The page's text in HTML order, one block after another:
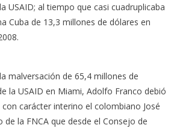
USAID; al tiempo que casi cuadruplicaba
Cuba de 13,3 millones de dólares en
malversación de 65,4 millones de
la USAID en Miami, Adolfo Franco debió
carácter interino el colombiano José
de la FNCA que desde el Consejo de